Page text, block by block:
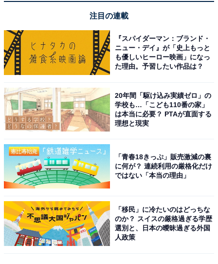
Bose QuietComfort Ultra Headphones（第2世代） 空
間オーディオ 完全 ワイヤレス オーバーイヤー型 ヘッドホ
ン ノイズキャンセリング Bluetooth接続 マイク搭載 最大
30時間再生 急速充電 ブラック
Bose「QuietComfort Ultra Earbuds LE（第2世
注目の連載
『スパイダーマン：ブランド・
ニュー・デイ』が「史上もっと
も優しいヒーロー映画」になっ
た理由。予習したい作品は？
20年間「駆け込み実績ゼロ」の
学校も…「こども110番の家」
は本当に必要？ PTAが直面する
理想と現実
「青春18きっぷ」販売激減の裏
に何が？ 連続利用の厳格化だけ
ではない「本当の理由」
「移民」に冷たいのはどっちな
のか？ スイスの厳格過ぎる学歴
選別と、日本の曖昧過ぎる外国
人政策